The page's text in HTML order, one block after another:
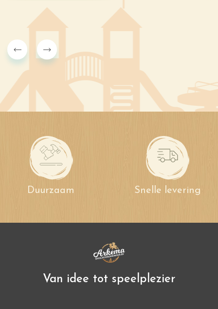
Snelle levering Zeer hoge kwaliteit
Van idee tot speelplezier